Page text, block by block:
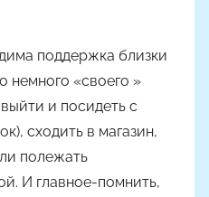
поддержка близки
«своего »
и посидеть с
сходить в магазин,
полежать
И главное-помнить,